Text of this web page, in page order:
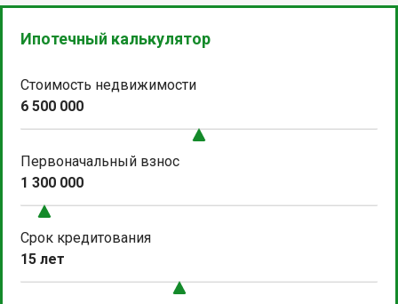
Ипотечный калькулятор
Стоимость недвижимости
6 500 000
Первоначальный взнос
1 300 000
Срок кредитования
15 лет